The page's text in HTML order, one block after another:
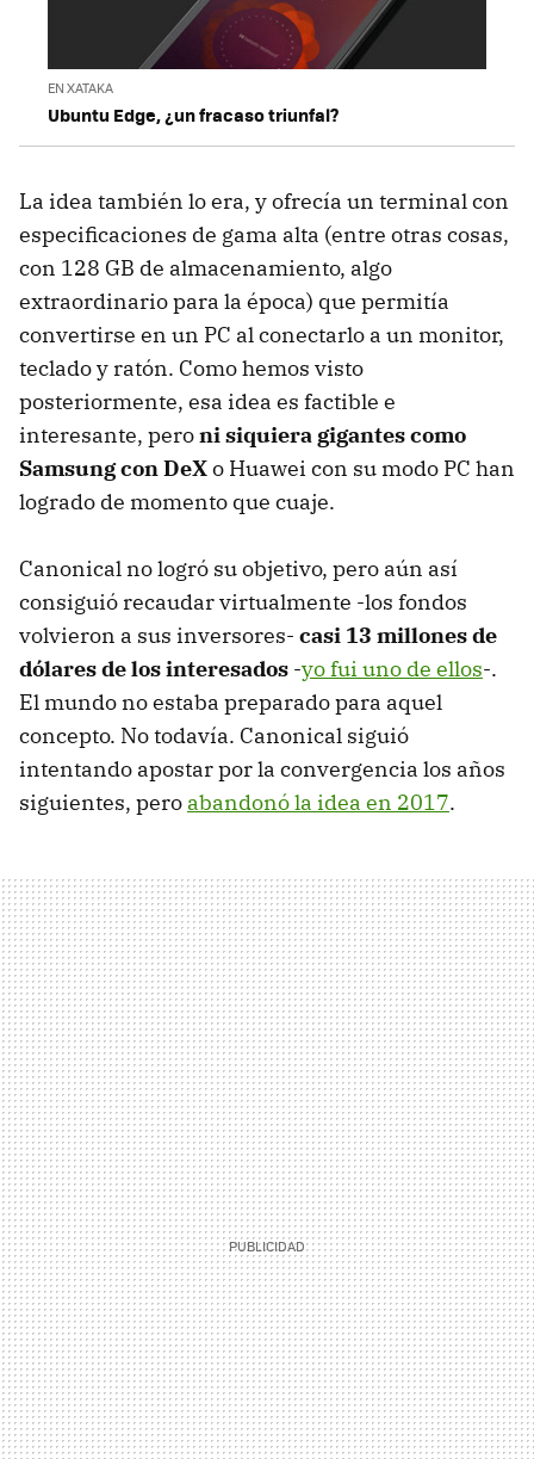
EN XATAKA
Ubuntu Edge, ¿un fracaso triunfal?
La idea también lo era, y ofrecía un terminal con
especificaciones de gama alta (entre otras cosas,
con 128 GB de almacenamiento, algo
extraordinario para la época) que permitía
convertirse en un PC al conectarlo a un monitor,
teclado y ratón. Como hemos visto
posteriormente, esa idea es factible e
interesante, peroni siquiera gigantes como
Samsung con DeXo Huawei con su modo PC han
logrado de momento que cuaje.
Canonical no logró su objetivo, pero aún así
consiguió recaudar virtualmente -los fondos
volvieron a sus inversores- casi 13 millones de
dólares de los interesados -yo fui uno de ellos-.
El mundo no estaba preparado para aquel
concepto. No todavía. Canonical siguió
intentando apostar por la convergencia los años
siguientes, pero abandonó la idea en 2017.